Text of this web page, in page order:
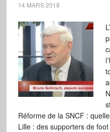
14 MARS 2018
Réforme de la SNCF :
Lille : des supporters de